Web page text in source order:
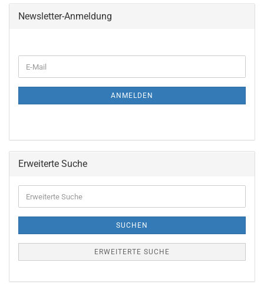
Newsletter-Anmeldung
ZUR
E-
Mail
ANMELDEN
Erweiterte Suche
Suche
SUCHEN
ERWEITERTE SUCHE